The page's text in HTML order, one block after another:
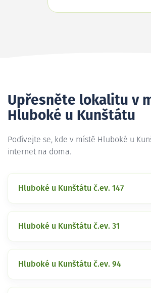
Upřesněte lokalitu v
Hluboké u Kunštátu
Podívejte se, kde v místě Hluboké u
internet na doma.
Hluboké u Kunštátu č.ev. 147
Hluboké u Kunštátu č.ev. 31
Hluboké u Kunštátu č.ev. 94